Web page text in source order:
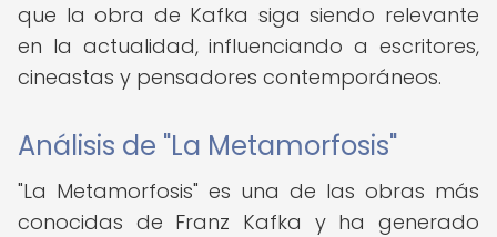
que la obra de Kafka siga siendo relevante
en la actualidad, influenciando a escritores,
cineastas y pensadores contemporáneos.
Análisis de "La Metamorfosis"
"La Metamorfosis" es una de las obras más
conocidas de Franz Kafka y ha generado